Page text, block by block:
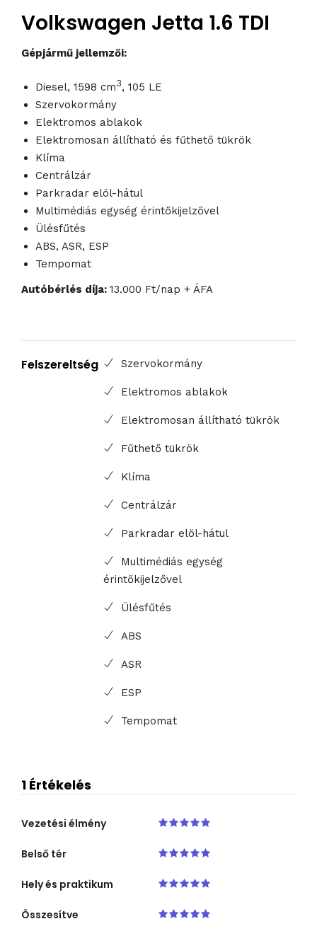
Volkswagen Jetta 1.6 TDI
Gépjármű jellemzői:
Diesel, 1598 cm3, 105 LE
Szervokormány
Elektromos ablakok
Elektromosan állítható és fűthető tükrök
Klíma
Centrálzár
Parkradar elöl-hátul
Multimédiás egység érintőkijelzővel
Ülésfűtés
ABS, ASR, ESP
Tempomat
Autóbérlés díja: 13.000 Ft/nap + ÁFA
Felszereltség Szervokormány
Elektromos ablakok
Elektromosan állítható tükrök
Fűthető tükrök
Klíma
Centrálzár
Parkradar elöl-hátul
Multimédiás egység
érintőkijelzővel
Ülésfűtés
ABS
ASR
ESP
Tempomat
1 Értékelés
Vezetési élmény
Belső tér
Hely és praktikum
Összesítve